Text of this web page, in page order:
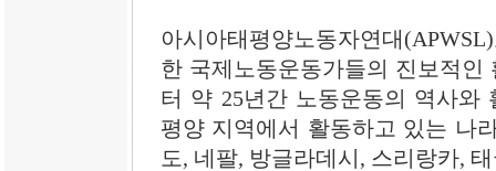
아시아태평양노동자연대
한 국제노동운동가들의 진보적인
터 약 25년간 노동운동의 역사와
평양 지역에서 활동하고 있는 나
도, 네팔, 방글라데시, 스리랑카,